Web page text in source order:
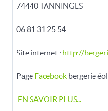
74440 TANNINGES
06 81 31 25 54
Site internet : http://
Page Facebook bergerie
EN SAVOIR PLUS...